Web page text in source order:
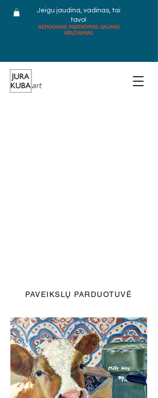
Jeigu jaudina, vadinas, tai
tavo!
NEMOKAMAS PRISTATYMAS . GALIMAS
GRĄŽINIMAS.
PAVEIKSLŲ PARDUOTUVĖ